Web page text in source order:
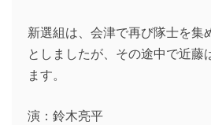
新選組は、会津で再び隊士を集
としましたが、その途中で近藤
ます。
演：鈴木亮平